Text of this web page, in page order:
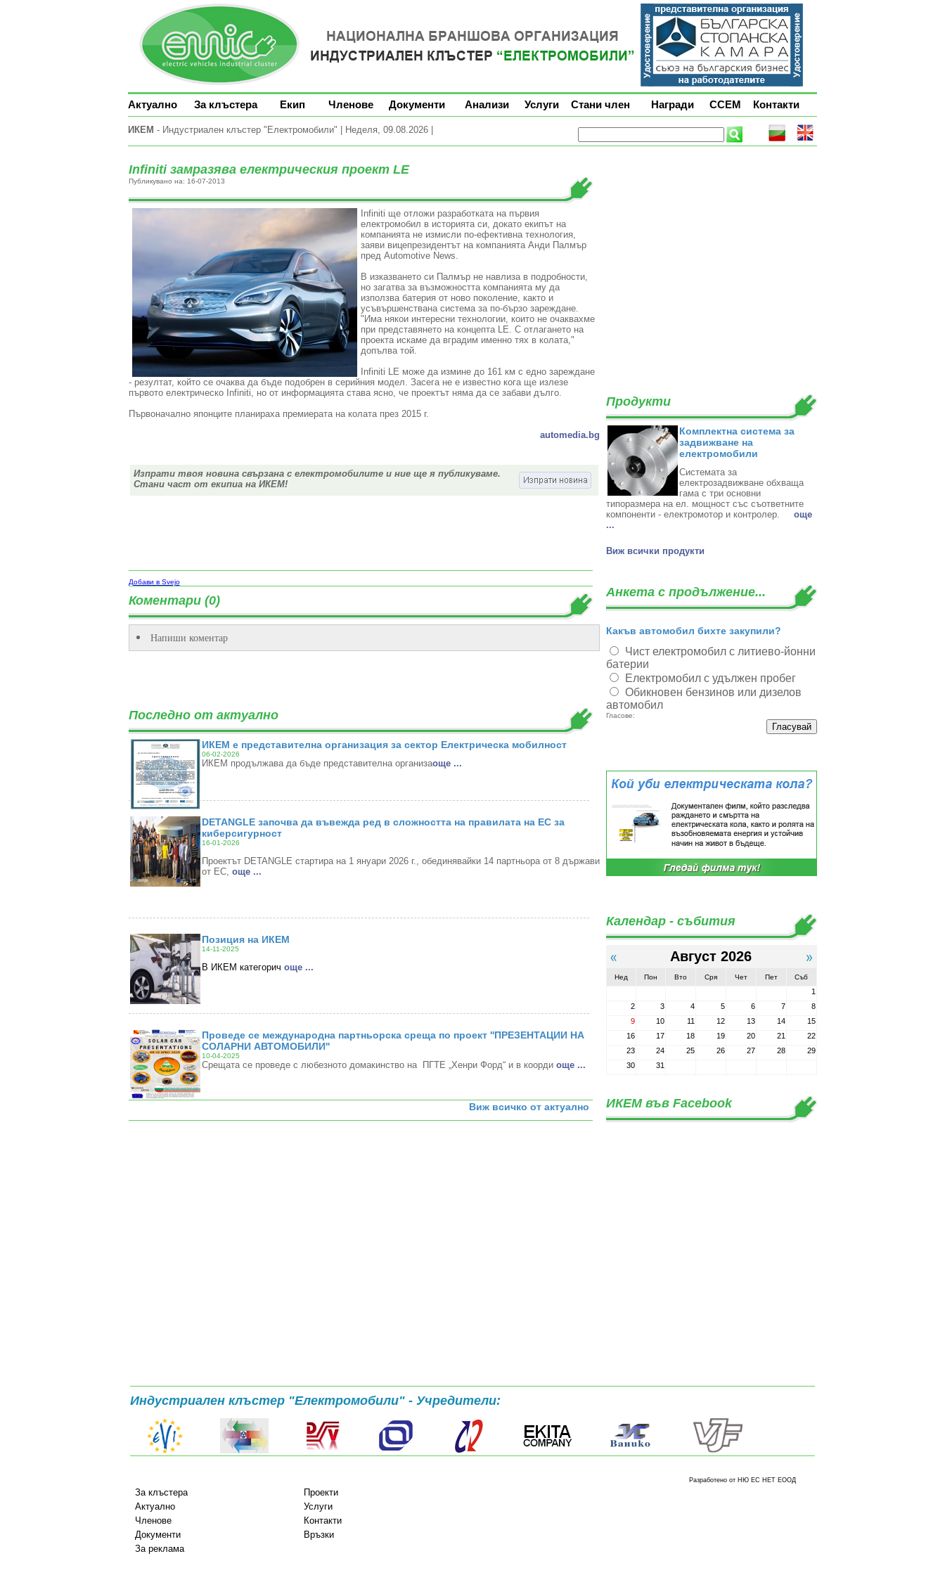
Актуално За клъстера Екип Членове Документи Анализи Услуги Стани член Награди ССЕМ Контакти
ИКЕМ - Индустриален клъстер "Електромобили" | Неделя, 09.08.2026 |
Infiniti замразява електрическия проект LE
Публикувано на: 16-07-2013
Infiniti ще отложи разработката на първия
електромобил в историята си, докато екипът на
компанията не измисли по-ефективна технология,
заяви вицепрезидентът на компанията Анди Палмър
пред Automotive News.
В изказването си Палмър не навлиза в подробности,
но загатва за възможността компанията му да
използва батерия от ново поколение, както и
усъвършенствана система за по-бързо зареждане.
"Има някои интересни технологии, които не очаквахме
при представянето на концепта LE. С отлагането на
проекта искаме да вградим именно тях в колата,"
допълва той.
Infiniti LE може да измине до 161 км с едно зареждане
- резултат, който се очаква да бъде подобрен в серийния модел. Засега не е известно кога ще излезе
първото електрическо Infiniti, но от информацията става ясно, че проектът няма да се забави дълго.
Първоначално японците планираха премиерата на колата през 2015 г.
automedia.bg
Изпрати твоя новина свързана с електромобилите и ние ще я публикуваме.
Стани част от екипиа на ИКЕМ!
Добави в Svejo
Коментари (0)
Напиши коментар
Последно от актуално
ИКЕМ е представителна организация за сектор Електрическа мобилност
06-02-2026
ИКЕМ продължава да бъде представителна организаoще ...
DETANGLE започва да въвежда ред в сложността на правилата на ЕС за
киберсигурност
16-01-2026
Проектът DETANGLE стартира на 1 януари 2026 г., обединявайки 14 партньора от 8 държави
от ЕС, oще ...
Позиция на ИКЕМ
14-11-2025
В ИКЕМ категорич oще ...
Проведе се международна партньорска среща по проект ''ПРЕЗЕНТАЦИИ НА
СОЛАРНИ АВТОМОБИЛИ''
10-04-2025
Срещата се проведе с любезното домакинство на ПГТЕ „Хенри Форд“ и в коорди oще ...
Виж всичко от актуално
Продукти
Комплектна система за
задвижване на
електромобили
Системата за
електрозадвижване обхваща
гама с три основни
типоразмера на ел. мощност със съответните
компоненти - електромотор и контролер. ‎ oще
...
Виж всички продукти
Анкета с продължение...
Какъв автомобил бихте закупили?
Чист електромобил с литиево-йонни
батерии
Електромобил с удължен пробег
Обикновен бензинов или дизелов
автомобил
Гласове:
Календар - събития
Август 2026
Нед Пон Вто Сря Чет Пет Съб
1
2
3 4 5 6 7
8
9
10 11 12 13 14
15
16
17 18 19 20 21
22
23
24 25 26 27 28
29
30
31
ИКЕМ във Facebook
Индустриален клъстер "Електромобили" - Учредители:
За клъстера
Проекти
Актуално
Услуги
Членове
Контакти
Документи
Връзки
За реклама
Разработено от НЮ ЕС НЕТ ЕООД